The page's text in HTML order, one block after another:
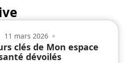
11 mars 2026
clés de Mon espace
dévoilés